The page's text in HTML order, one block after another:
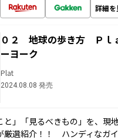
詳細を
０２ 地球の歩き方 Ｐｌ
ーヨーク
Plat
2024.08.08 発売
と」「見るべきもの」を、現
厳選紹介！！ ハンディなガイ